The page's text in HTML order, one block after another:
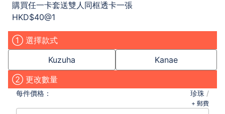
購買任一卡套送雙人同框透卡一張
HKD$40@1
① 選擇款式
Kuzuha
Kanae
② 更改數量
每件價格： 珍珠 /
+ 郵費